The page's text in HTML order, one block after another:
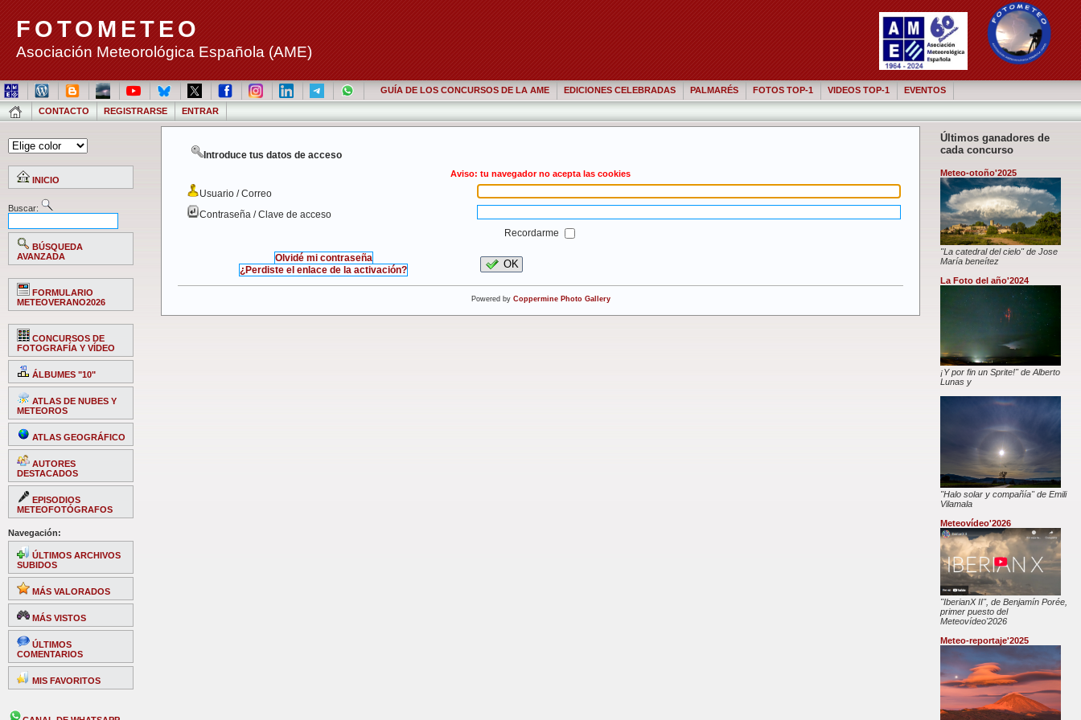
FOTOMETEO
Asociación Meteorológica Española (AME)
GUÍA DE LOS CONCURSOS DE LA AME EDICIONES CELEBRADAS PALMARÉS FOTOS TOP-1 VIDEOS TOP-1 EVENTOS
CONTACTO REGISTRARSE ENTRAR
INICIO
Buscar:
BÚSQUEDA
AVANZADA
FORMULARIO
METEOVERANO2026
CONCURSOS DE
FOTOGRAFÍA Y VÍDEO
ÁLBUMES "10"
ATLAS DE NUBES Y
METEOROS
ATLAS GEOGRÁFICO
AUTORES
DESTACADOS
EPISODIOS
METEOFOTÓGRAFOS
Navegación:
ÚLTIMOS ARCHIVOS
SUBIDOS
MÁS VALORADOS
MÁS VISTOS
ÚLTIMOS
COMENTARIOS
MIS FAVORITOS
Últimos ganadores de
cada concurso
Meteo-otoño'2025
"La catedral del cielo" de Jose
María beneítez
La Foto del año'2024
¡Y por fin un Sprite!" de Alberto
Lunas y
"Halo solar y compañía" de Emili
Vilamala
Meteovídeo'2026
"IberianX II", de Benjamín Porée,
primer puesto del
Meteovídeo'2026
Meteo-reportaje'2025
Introduce tus datos de acceso
Aviso: tu navegador no acepta las cookies
Usuario / Correo
Contraseña / Clave de acceso
Recordarme
Olvidé mi contraseña
¿Perdiste el enlace de la activación?
OK
Powered by Coppermine Photo Gallery